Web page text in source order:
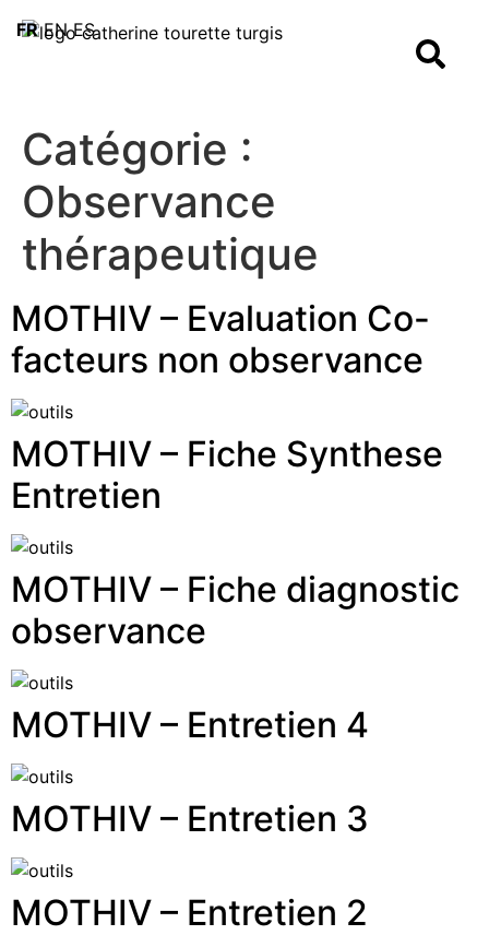
Catégorie :
Observance
thérapeutique
MOTHIV – Evaluation Co-
facteurs non observance
MOTHIV – Fiche Synthese
Entretien
MOTHIV – Fiche diagnostic
observance
MOTHIV – Entretien 4
MOTHIV – Entretien 3
MOTHIV – Entretien 2
FR EN ES